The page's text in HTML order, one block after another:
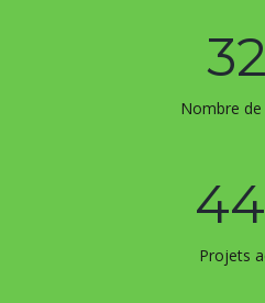
Nombre de
Projets